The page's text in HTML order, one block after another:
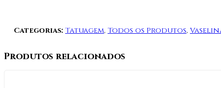
Categorias:Tatuagem, Todos os Produtos,
Produtos relacionados